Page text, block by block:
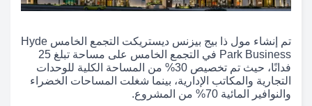
تم إنشاء مول ذا بيج بيزنس ديستريكت التجمع الخامس Hyde
Park Business في التجمع الخامس على مساحة تبلغ 25
فدانًا، حيث تم تخصيص 30% من المساحة الكلية للوحدات
التجارية والمكاتب الإدارية، بينما شغلت المساحات الخضراء
والنوافير المائية 70% من المشروع.